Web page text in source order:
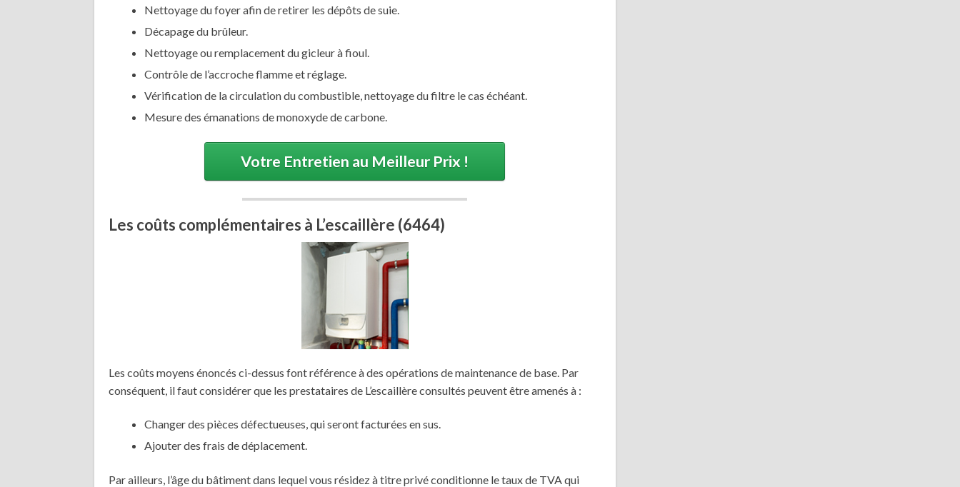
Nettoyage du foyer afin de retirer les dépôts de suie.
Décapage du brûleur.
Nettoyage ou remplacement du gicleur à fioul.
Contrôle de l’accroche flamme et réglage.
Vérification de la circulation du combustible, nettoyage du filtre le cas échéant.
Mesure des émanations de monoxyde de carbone.
Votre Entretien au Meilleur Prix !
Les coûts complémentaires à L’escaillère (6464)
Les coûts moyens énoncés ci-dessus font référence à des opérations de maintenance de base. Par
conséquent, il faut considérer que les prestataires de L’escaillère consultés peuvent être amenés à :
Changer des pièces défectueuses, qui seront facturées en sus.
Ajouter des frais de déplacement.
Par ailleurs, l’âge du bâtiment dans lequel vous résidez à titre privé conditionne le taux de TVA qui